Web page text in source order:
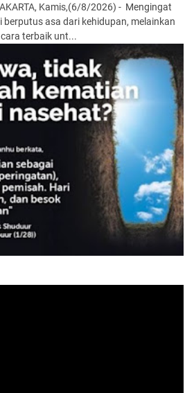
Kamis,(6/8/2026) - Mengingat
berputus asa dari kehidupan, melainkan
cara terbaik unt...